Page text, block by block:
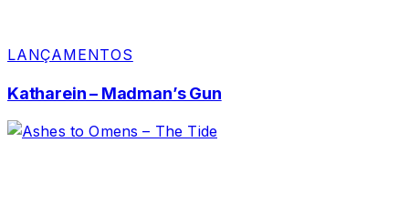
LANÇAMENTOS
Katharein – Madman’s Gun